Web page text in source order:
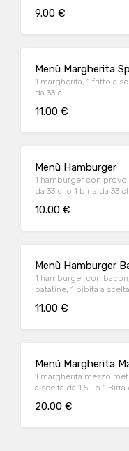
9.00 €
Menù Margherita
1 margherita, 1 fritto a
da 33 cl
11.00 €
Menù Hamburger
1 hamburger con
da 33 cl o 1 birra da 33 cl
10.00 €
Menù Hamburger
1 hamburger con
patatine, 1 bibita a
11.00 €
Menù Margherita
1 margherita mezzo
a scelta da 1,5L o 1 Birra
20.00 €